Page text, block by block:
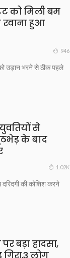
को मिली बम
रवाना हुआ
946
उड़ान भरने से ठीक पहले
से
के बाद
1.02K
की कोशिश करने
बड़ा हादसा,
लोग